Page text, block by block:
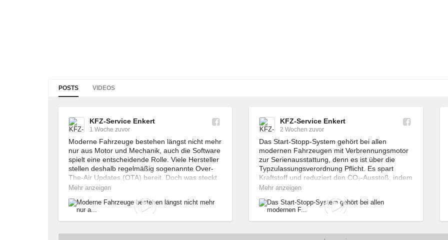
POSTS VIDEOS
KFZ-Service Enkert
1 Woche zuvor
Moderne Fahrzeuge bestehen längst nicht mehr
nur aus Motor und Mechanik, auch die Software
spielt eine entscheidende Rolle. Viele Hersteller
stellen deshalb regelmäßig sogenannte Over-
The-Air Updates (OTA) bereit. Doch was steckt
eigentlich dahinter?
Kann bei Eurem Auto ein Software-Update
durchgeführt werden, dann geschieht dies meist
nicht ohne Grund. Zum Beispiel können für
Mehr anzeigen
KFZ-Service Enkert
2 Wochen zuvor
Das Start-Stopp-System gehört bei allen
modernen Fahrzeugen mit Verbrennungsmotor
zur Serienausstattung, denn es ist über die
Typzulassungsverordnung Pflicht. Es spart
Kraftstoff und reduziert den CO₂-Ausstoß, indem
der Motor an Ampeln oder im Stau automatisch
kritisch diskutiert. 🔎
Wird ein Motor nach hoher Belastung sofort
Mehr anzeigen